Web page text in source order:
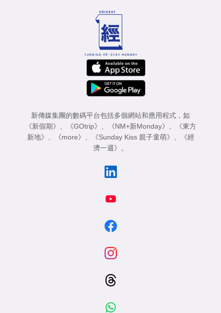
新傳媒集團的數碼平台包括多個網站和應用程式，如
《新假期》
《GOtrip》 《NM+新Monday》
《東方
新地》
《more》 《Sunday Kiss 親子童萌》
《經
濟一週》
。